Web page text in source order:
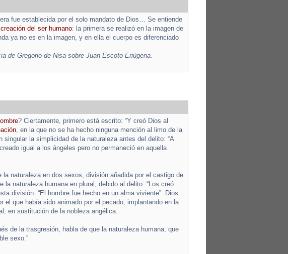
fue establecida por el solo mandato de Dios… Se entiende
del ser humano: la primera se realizó en la imagen de
ya no es en la imagen, y en ella el cuerpo es diferenciado
de Gregorio de Nisa sobre Juan Escoto Eriúgena.
? Ciertamente, primero está escrito: “Y creó Dios al
, en la que no se ha hecho ninguna mención al limo de la
la simplicidad de la naturaleza antes del delito: “A
igual a los ángeles pero no permaneció en aquella
naturaleza en dos sexos, división añadida por el castigo de
la naturaleza humana en plural, debido al delito: “Los creó
división: “El hombre fue hecho en un alma viviente”. Dios
el que había sido animado por el pecado, implantando en la
en sustitución de la nobleza angélica.
de la trasgresión, habla de que la naturaleza humana, que
sexo.”